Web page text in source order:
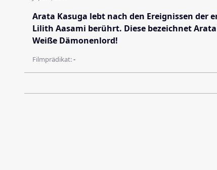
Arata Kasuga lebt nach den Ereignissen der
Lilith Aasami berührt. Diese bezeichnet
Weiße Dämonenlord!
Filmprädikat:-